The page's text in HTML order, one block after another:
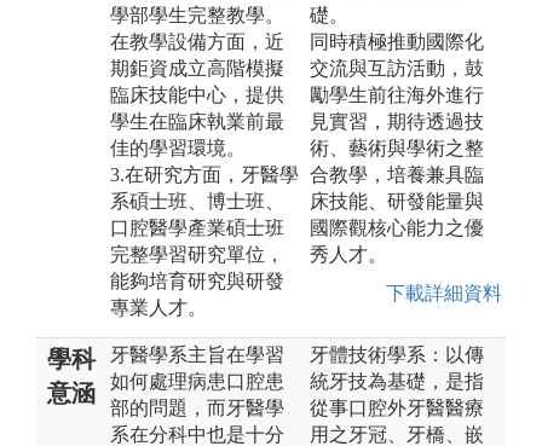
學部學生完整教學。
在教學設備方面，近
期鉅資成立高階模擬
臨床技能中心，提供
學生在臨床執業前最
佳的學習環境。
3.在研究方面，牙醫學
系碩士班、博士班、
口腔醫學產業碩士班
完整學習研究單位，
能夠培育研究與研發
專業人才。
礎。
同時積極推動國際化
交流與互訪活動，鼓
勵學生前往海外進行
見實習，期待透過技
術、藝術與學術之整
合教學，培養兼具臨
床技能、研發能量與
國際觀核心能力之優
秀人才。
下載詳細資料
學科
意涵
牙醫學系主旨在學習
如何處理病患口腔患
部的問題，而牙醫學
系在分科中也是十分
牙體技術學系：以傳
統牙技為基礎，是指
從事口腔外牙醫醫療
用之牙冠、牙橋、嵌